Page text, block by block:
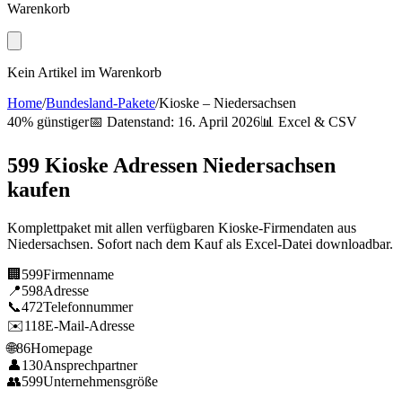
Warenkorb
Kein Artikel im Warenkorb
Home/Bundesland-Pakete/Kioske – Niedersachsen
40% günstiger📅 Datenstand: 16. April 2026📊 Excel & CSV
599 Kioske Adressen Niedersachsen
kaufen
Komplettpaket mit allen verfügbaren Kioske-Firmendaten aus
Niedersachsen. Sofort nach dem Kauf als Excel-Datei downloadbar.
🏢 599Firmenname
📍598Adresse
📞472Telefonnummer
✉️118E-Mail-Adresse
🌐86Homepage
👤130Ansprechpartner
👥599Unternehmensgröße